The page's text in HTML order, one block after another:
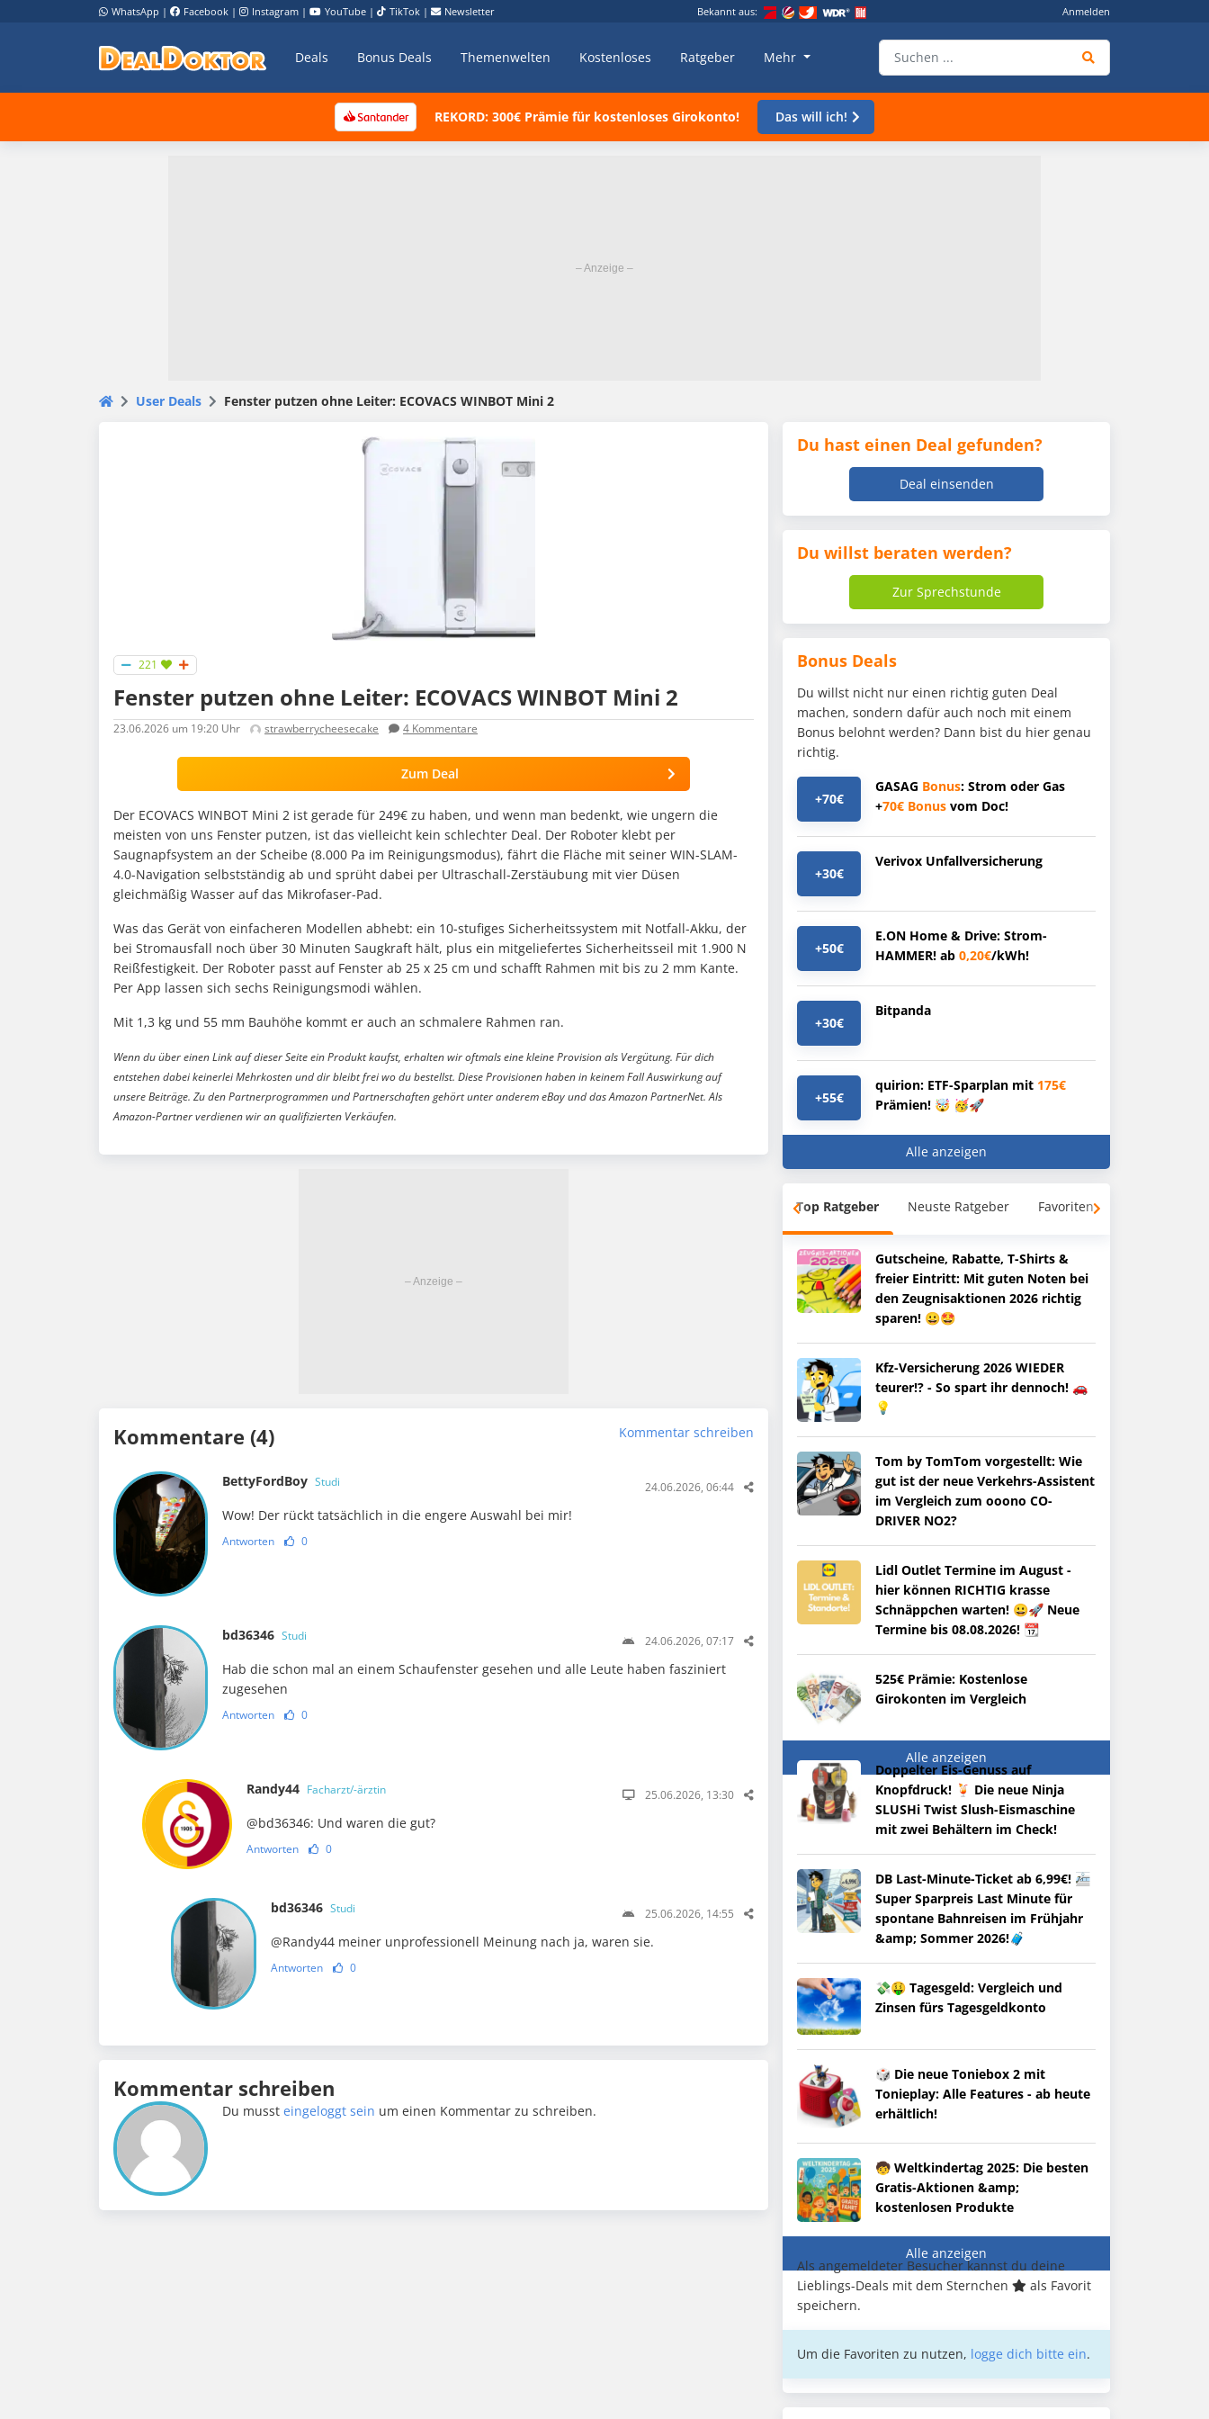
WhatsApp | Facebook | Instagram | YouTube | TikTok | Newsletter Bekannt aus: Anmelden
Deals Bonus Deals Themenwelten Kostenloses Ratgeber Mehr
REKORD: 300€ Prämie für kostenloses Girokonto! Das will ich!
User Deals Fenster putzen ohne Leiter: ECOVACS WINBOT Mini 2
221
Fenster putzen ohne Leiter: ECOVACS WINBOT Mini 2
23.06.2026 um 19:20 Uhr strawberrycheesecake 4 Kommentare
Zum Deal
Der ECOVACS WINBOT Mini 2 ist gerade für 249€ zu haben, und wenn man bedenkt, wie ungern die
meisten von uns Fenster putzen, ist das vielleicht kein schlechter Deal. Der Roboter klebt per
Saugnapfsystem an der Scheibe (8.000 Pa im Reinigungsmodus), fährt die Fläche mit seiner WIN-SLAM-
4.0-Navigation selbstständig ab und sprüht dabei per Ultraschall-Zerstäubung mit vier Düsen
gleichmäßig Wasser auf das Mikrofaser-Pad.
Was das Gerät von einfacheren Modellen abhebt: ein 10-stufiges Sicherheitssystem mit Notfall-Akku, der
bei Stromausfall noch über 30 Minuten Saugkraft hält, plus ein mitgeliefertes Sicherheitsseil mit 1.900 N
Reißfestigkeit. Der Roboter passt auf Fenster ab 25 x 25 cm und schafft Rahmen mit bis zu 2 mm Kante.
Per App lassen sich sechs Reinigungsmodi wählen.
Mit 1,3 kg und 55 mm Bauhöhe kommt er auch an schmalere Rahmen ran.
Wenn du über einen Link auf dieser Seite ein Produkt kaufst, erhalten wir oftmals eine kleine Provision als Vergütung. Für dich
entstehen dabei keinerlei Mehrkosten und dir bleibt frei wo du bestellst. Diese Provisionen haben in keinem Fall Auswirkung auf
unsere Beiträge. Zu den Partnerprogrammen und Partnerschaften gehört unter anderem eBay und das Amazon PartnerNet. Als
Amazon-Partner verdienen wir an qualifizierten Verkäufen.
Kommentare (4) Kommentar schreiben
BettyFordBoy Studi 24.06.2026, 06:44
Wow! Der rückt tatsächlich in die engere Auswahl bei mir!
Antworten 0
bd36346 Studi 24.06.2026, 07:17
Hab die schon mal an einem Schaufenster gesehen und alle Leute haben fasziniert
zugesehen
Antworten 0
Randy44 Facharzt/-ärztin 25.06.2026, 13:30
@bd36346: Und waren die gut?
Antworten 0
bd36346 Studi 25.06.2026, 14:55
@Randy44 meiner unprofessionell Meinung nach ja, waren sie.
Antworten 0
Kommentar schreiben
Du mussteingeloggt sein um einen Kommentar zu schreiben.
Du hast einen Deal gefunden?
Deal einsenden
Du willst beraten werden?
Zur Sprechstunde
Bonus Deals
Du willst nicht nur einen richtig guten Deal
machen, sondern dafür auch noch mit einem
Bonus belohnt werden? Dann bist du hier genau
richtig.
+70€
GASAG Bonus: Strom oder Gas
+70€ Bonus vom Doc!
+30€
Verivox Unfallversicherung
+50€
E.ON Home & Drive: Strom-
HAMMER! ab 0,20€/kWh!
+30€
Bitpanda
+55€
quirion: ETF-Sparplan mit 175€
Prämien! 🤯 🥳🚀
Alle anzeigen
Top Ratgeber Neuste Ratgeber Favoriten
Gutscheine, Rabatte, T-Shirts &
freier Eintritt: Mit guten Noten bei
den Zeugnisaktionen 2026 richtig
sparen! 😀🤩
Kfz-Versicherung 2026 WIEDER
teurer!? - So spart ihr dennoch! 🚗
💡
Tom by TomTom vorgestellt: Wie
gut ist der neue Verkehrs-Assistent
im Vergleich zum ooono CO-
DRIVER NO2?
Lidl Outlet Termine im August -
hier können RICHTIG krasse
Schnäppchen warten! 😀🚀 Neue
Termine bis 08.08.2026! 📆
525€ Prämie: Kostenlose
Girokonten im Vergleich
Alle anzeigen
Doppelter Eis-Genuss auf
Knopfdruck! 🍹 Die neue Ninja
SLUSHi Twist Slush-Eismaschine
mit zwei Behältern im Check!
DB Last-Minute-Ticket ab 6,99€! 🚈
Super Sparpreis Last Minute für
spontane Bahnreisen im Frühjahr
&amp; Sommer 2026!🧳
💸🤑 Tagesgeld: Vergleich und
Zinsen fürs Tagesgeldkonto
🎲 Die neue Toniebox 2 mit
Tonieplay: Alle Features - ab heute
erhältlich!
🧒 Weltkindertag 2025: Die besten
Gratis-Aktionen &amp;
kostenlosen Produkte
Alle anzeigen
Als angemeldeter Besucher kannst du deine
Lieblings-Deals mit dem Sternchen
als Favorit
speichern.
Um die Favoriten zu nutzen, logge dich bitte ein.